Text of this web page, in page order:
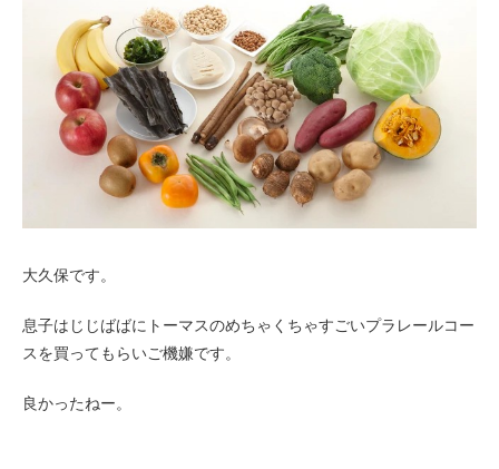
お客様の声（30代以下）
お客様の声（40代）
お客様の声（50代以上）
お客様の声（男性）
大久保です。
息子はじじばばにトーマスのめちゃくちゃすごいプラレールコー
スを買ってもらいご機嫌です。
良かったねー。